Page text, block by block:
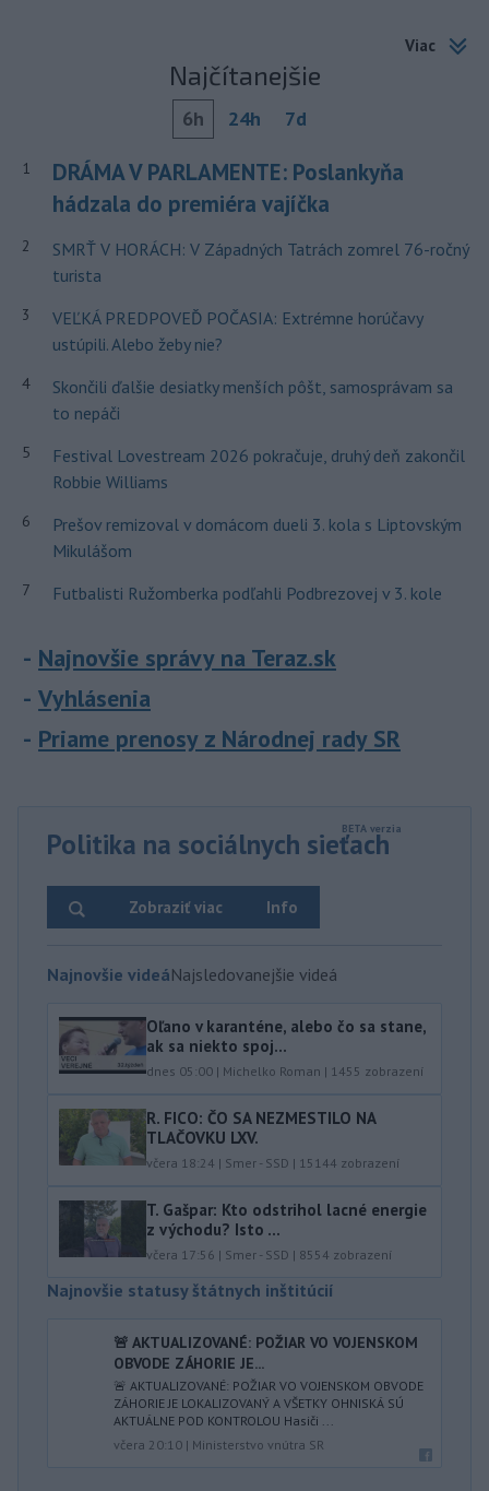
Viac
Najčítanejšie
6h 24h 7d
1
DRÁMA V PARLAMENTE: Poslankyňa
hádzala do premiéra vajíčka
2
SMRŤ V HORÁCH: V Západných Tatrách zomrel 76-ročný
turista
3
VEĽKÁ PREDPOVEĎ POČASIA: Extrémne horúčavy
ustúpili. Alebo žeby nie?
4
Skončili ďalšie desiatky menších pôšt, samosprávam sa
to nepáči
5
Festival Lovestream 2026 pokračuje, druhý deň zakončil
Robbie Williams
6
Prešov remizoval v domácom dueli 3. kola s Liptovským
Mikulášom
7 Futbalisti Ružomberka podľahli Podbrezovej v 3. kole
Najnovšie správy na Teraz.sk
Vyhlásenia
Priame prenosy z Národnej rady SR
Politika na sociálnych sieťach
Info
Zobraziť viac
Najnovšie videáNajsledovanejšie videá
Oľano v karanténe, alebo čo sa stane,
ak sa niekto spoj...
dnes 05:00 | Michelko Roman | 1455 zobrazení
R. FICO: ČO SA NEZMESTILO NA
TLAČOVKU LXV.
včera 18:24 | Smer - SSD | 15144 zobrazení
T. Gašpar: Kto odstrihol lacné energie
z východu? Isto ...
včera 17:56 | Smer - SSD | 8554 zobrazení
Najnovšie statusy štátnych inštitúcií
🚨 AKTUALIZOVANÉ: POŽIAR VO VOJENSKOM
OBVODE ZÁHORIE JE...
🚨 AKTUALIZOVANÉ: POŽIAR VO VOJENSKOM OBVODE
ZÁHORIE JE LOKALIZOVANÝ A VŠETKY OHNISKÁ SÚ
AKTUÁLNE POD KONTROLOU Hasiči ...
včera 20:10 | Ministerstvo vnútra SR